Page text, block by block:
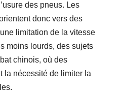
des pneus. Les
donc vers des
limitation de la vitesse
moins lourds, des sujets
chinois, où des
la nécessité de limiter la